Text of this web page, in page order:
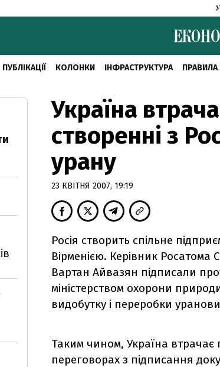
ПУБЛІКАЦІЇ КОЛОНКИ ІНФРАСТРУКТУРА ПРАВИЛА
Україна
створенні з
урану
23 КВІТНЯ 2007, 19:19
Росія створить спільне
Вірменією. Керівник Росатома
Вартан Айвазян підписали
міністерством охорони
видобутку і переробки
Таким чином, Україна втрачає
переговорах з підписання